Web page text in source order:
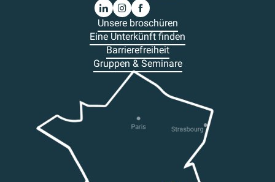
Unsere broschüren
Eine Unterkünft finden
Barrierefreiheit
Gruppen & Seminare